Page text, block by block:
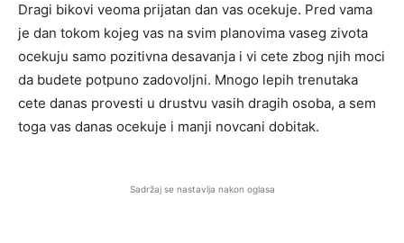
Dragi bikovi veoma prijatan dan vas ocekuje. Pred vama
je dan tokom kojeg vas na svim planovima vaseg zivota
ocekuju samo pozitivna desavanja i vi cete zbog njih moci
da budete potpuno zadovoljni. Mnogo lepih trenutaka
cete danas provesti u drustvu vasih dragih osoba, a sem
toga vas danas ocekuje i manji novcani dobitak.
Sadržaj se nastavlja nakon oglasa